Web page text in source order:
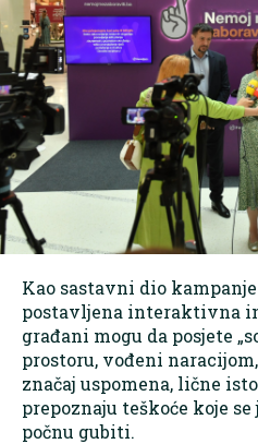
Kao sastavni dio
postavljena interaktivna
građani mogu da posjete
prostoru, vođeni
značaj uspomena, lične
prepoznaju teškoće koje
počnu gubiti.